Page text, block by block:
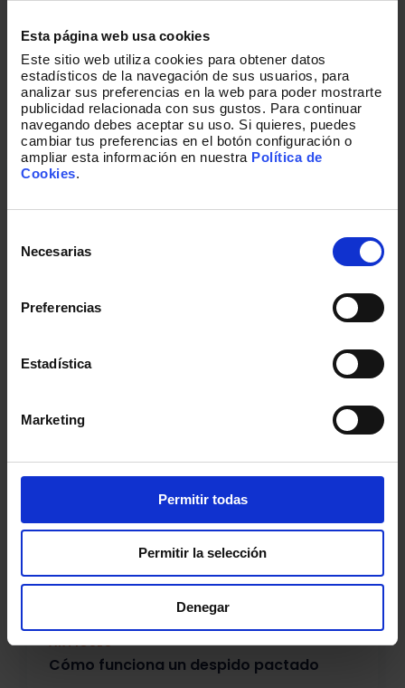
Esta página web usa cookies
Este sitio web utiliza cookies para obtener datos
estadísticos de la navegación de sus usuarios, para
analizar sus preferencias en la web para poder mostrarte
publicidad relacionada con sus gustos. Para continuar
navegando debes aceptar su uso. Si quieres, puedes
cambiar tus preferencias en el botón configuración o
ampliar esta información en nuestra Política de
Cookies.
Necesarias
Preferencias
Estadística
Marketing
Permitir todas
Permitir la selección
Denegar
I Premios Customer Centric
Resumen del evento
Nuestros últimos artículos
nuestros equipos, sobre nuestras
capacidades, nuestro día a día y nuestra
ARTÍCULO
Cómo funciona un despido pactado